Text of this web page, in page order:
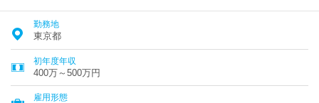
勤務地
東京都
初年度年収
400万～500万円
雇用形態